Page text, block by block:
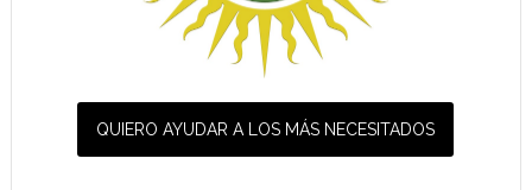
QUIERO AYUDAR A LOS MÁS NECESITADOS